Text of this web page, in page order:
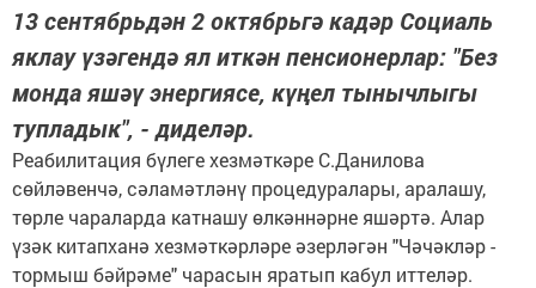
13 сентябрьдән 2 октябрьгә кадәр Социаль
яклау үзәгендә ял иткән пенсионерлар: "Без
монда яшәү энергиясе, күңел тынычлыгы
тупладык", - диделәр.
Реабилитация бүлеге хезмәткәре С.Данилова
сөйләвенчә, сәламәтләнү процедуралары, аралашу,
төрле чараларда катнашу өлкәннәрне яшәртә. Алар
үзәк китапханә хезмәткәрләре әзерләгән "Чәчәкләр -
тормыш бәйрәме" чарасын яратып кабул иттеләр.